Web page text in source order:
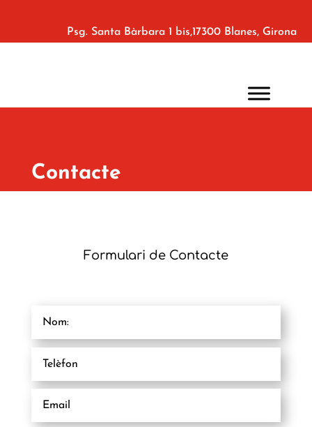
Psg. Santa Bàrbara 1 bis,17300 Blanes, Girona
Contacte
Formulari de Contacte